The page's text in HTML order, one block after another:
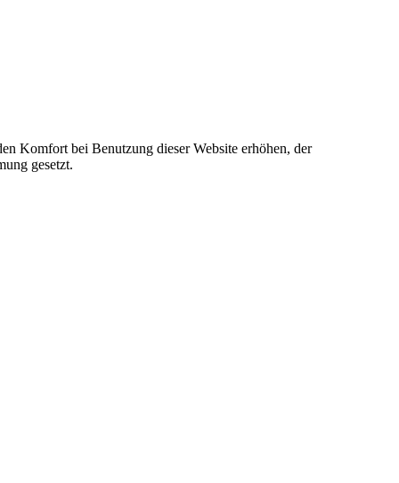
Komfort bei Benutzung dieser Website erhöhen, der
gesetzt.